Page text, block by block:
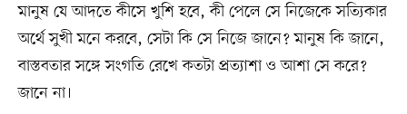
মানুষ যে আদতে কীসে খুশি হবে, কী পেলে সে নিজেকে সত্যিকার
অর্থে সুখী মনে করবে, সেটা কি সে নিজে জানে? মানুষ কি জানে,
বাস্তবতার সঙ্গে সংগতি রেখে কতটা প্রত্যাশা ও আশা সে করে?
জানে না।